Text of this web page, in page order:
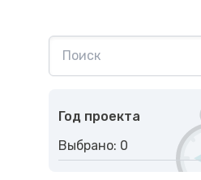
Год проекта
Выбрано: 0